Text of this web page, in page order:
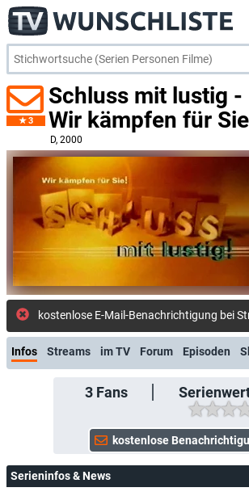
3
Schluss mit lustig -
Wir kämpfen für
D, 2000
Infos Streams im TV Forum Episoden
3Fans
Serieninfos & News